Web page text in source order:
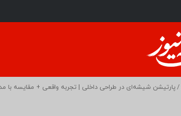
/پارتیشن شیشه‌ای در طراحی داخلی | تجربه واقعی + مقایسه با